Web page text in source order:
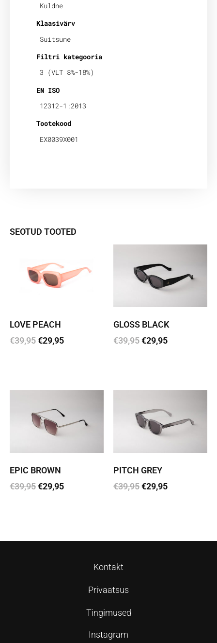
Kuldne
Klaasivärv
Suitsune
Filtri kategooria
3 (VLT 8%-18%)
EN ISO
12312-1:2013
Tootekood
EX0039X001
SEOTUD TOOTED
LOVE PEACH
€39,95€29,95
GLOSS BLACK
€39,95€29,95
EPIC BROWN
€39,95€29,95
PITCH GREY
€39,95€29,95
Kontakt
Privaatsus
Tingimused
Instagram